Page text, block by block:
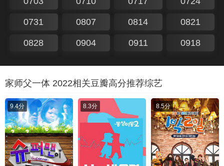
0731 0807 0814 0821
0828 0904 0911 0918
家师父一体 2022相关豆瓣高分推荐综艺
9.4分 8.3分 8.5分